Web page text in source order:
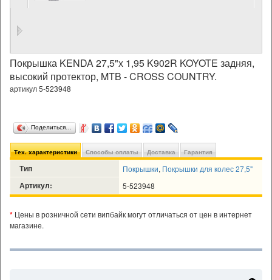
Покрышка KENDA 27,5"х 1,95 K902R KOYOTE задняя,
высокий протектор, MTB - CROSS COUNTRY.
артикул 5-523948
Поделиться…
Тех. характеристики Способы оплаты Доставка Гарантия
Тип Покрышки, Покрышки для колес 27,5"
Артикул: 5-523948
* Цены в розничной сети випбайк могут отличаться от цен в интернет
магазине.